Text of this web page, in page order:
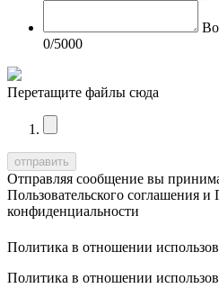
0/5000
Перетащите файлы сюда
Отправляя сообщение вы
Пользовательского соглашения и
конфиденциальности
Политика в отношении
Политика в отношении